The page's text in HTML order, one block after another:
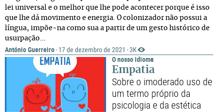
lei universal e o melhor que lhe pode acontecer porque é isso
que lhe dá movimento e energia. O colonizador não possui a
língua, impõe-na como sua a partir de um gesto histórico de
usurpação...
António Guerreiro · 17 de dezembro de 2021 · 3K
O nosso idioma
Empatia
Sobre o imoderado uso de
um termo próprio da
psicologia e da estética